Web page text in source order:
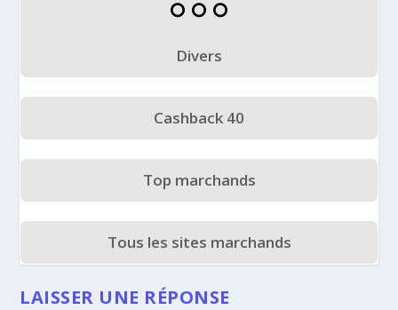
Divers
Cashback 40
Top marchands
Tous les sites marchands
LAISSER UNE RÉPONSE